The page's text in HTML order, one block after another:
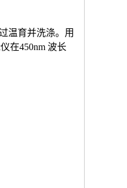
温育并洗涤。用
在450nm 波长